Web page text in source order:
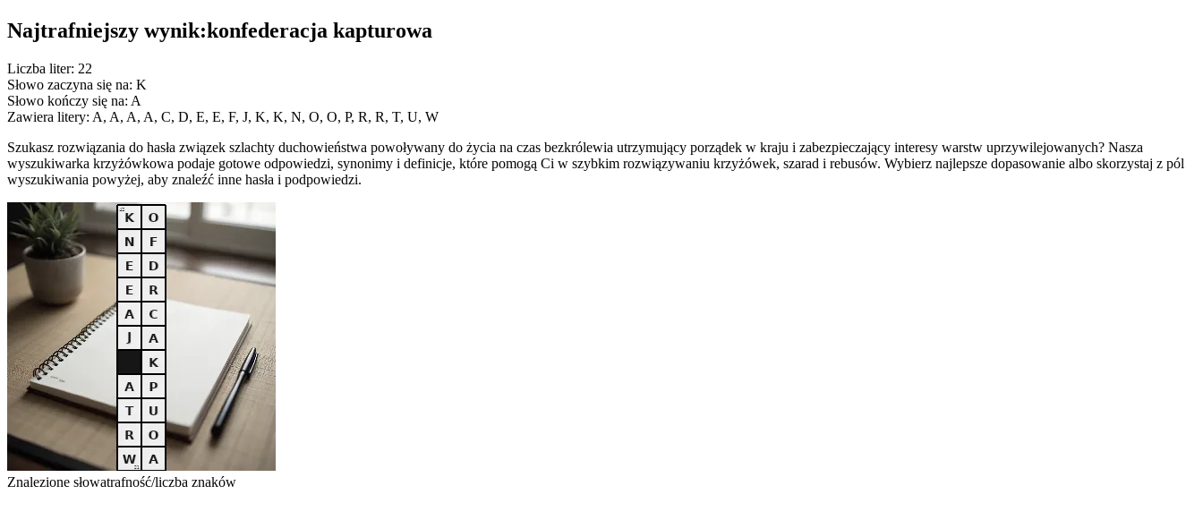
Najtrafniejszy wynik:konfederacja kapturowa
Liczba liter: 22
Słowo zaczyna się na: K
Słowo kończy się na: A
Zawiera litery: A, A, A, A, C, D, E, E, F, J, K, K, N, O, O, P, R, R, T, U, W
Szukasz rozwiązania do hasła związek szlachty duchowieństwa powoływany do życia na czas bezkrólewia utrzymujący porządek w kraju i zabezpieczający interesy warstw uprzywilejowanych? Nasza
wyszukiwarka krzyżówkowa podaje gotowe odpowiedzi, synonimy i definicje, które pomogą Ci w szybkim rozwiązywaniu krzyżówek, szarad i rebusów. Wybierz najlepsze dopasowanie albo skorzystaj z pól
wyszukiwania powyżej, aby znaleźć inne hasła i podpowiedzi.
Znalezione słowatrafność/liczba znaków